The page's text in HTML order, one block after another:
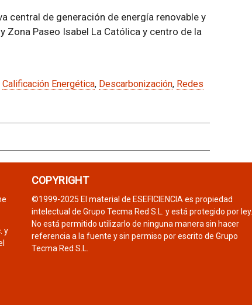
central de generación de energía renovable y
Zona Paseo Isabel La Católica y centro de la
Calificación Energética, Descarbonización, Redes
y
COPYRIGHT
©1999-2025 El material de ESEFICIENCIA es propiedad
intelectual de Grupo Tecma Red S.L. y está protegido por ley.
No está permitido utilizarlo de ninguna manera sin hacer
referencia a la fuente y sin permiso por escrito de Grupo
Tecma Red S.L.